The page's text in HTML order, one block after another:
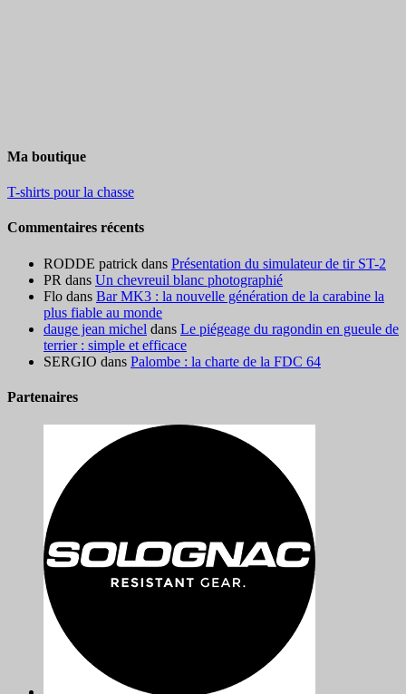
Ma boutique
T-shirts pour la chasse
Commentaires récents
RODDE patrick dans Présentation du simulateur de tir ST-2
PR dans Un chevreuil blanc photographié
Flo dans Bar MK3 : la nouvelle génération de la carabine la
plus fiable au monde
dauge jean michel dans Le piégeage du ragondin en gueule de
terrier : simple et efficace
SERGIO dans Palombe : la charte de la FDC 64
Partenaires